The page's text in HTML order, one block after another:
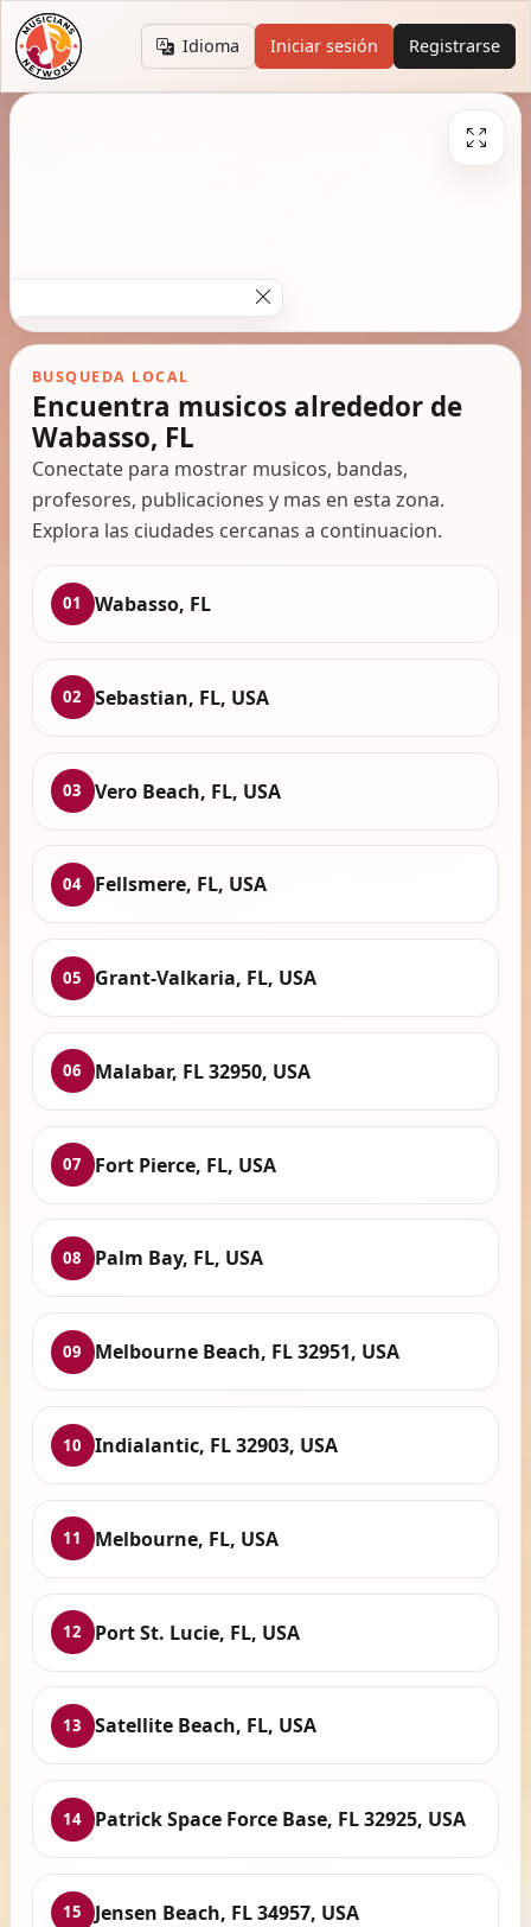
Idioma Iniciar sesión Registrarse
BUSQUEDA LOCAL
Encuentra musicos alrededor de
Wabasso, FL
Conectate para mostrar musicos, bandas,
profesores, publicaciones y mas en esta zona.
Explora las ciudades cercanas a continuacion.
01 Wabasso, FL
02 Sebastian, FL, USA
03 Vero Beach, FL, USA
04 Fellsmere, FL, USA
05 Grant-Valkaria, FL, USA
06 Malabar, FL 32950, USA
07 Fort Pierce, FL, USA
08 Palm Bay, FL, USA
09 Melbourne Beach, FL 32951, USA
10 Indialantic, FL 32903, USA
11 Melbourne, FL, USA
12 Port St. Lucie, FL, USA
13 Satellite Beach, FL, USA
14 Patrick Space Force Base, FL 32925, USA
15 Jensen Beach, FL 34957, USA